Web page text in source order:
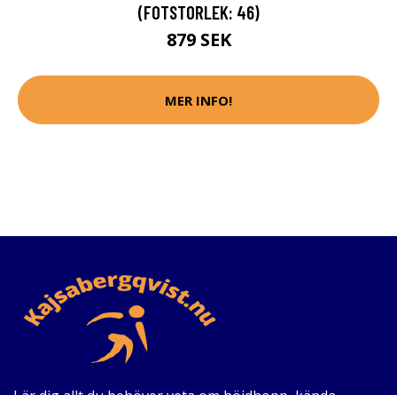
(FOTSTORLEK: 46)
879 SEK
MER INFO!